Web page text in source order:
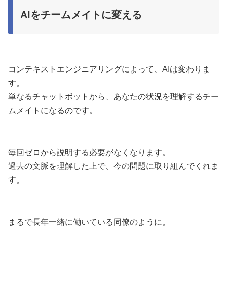
AIをチームメイトに変える
コンテキストエンジニアリングによって、AIは変わりま
す。
単なるチャットボットから、あなたの状況を理解するチー
ムメイトになるのです。
毎回ゼロから説明する必要がなくなります。
過去の文脈を理解した上で、今の問題に取り組んでくれま
す。
まるで長年一緒に働いている同僚のように。